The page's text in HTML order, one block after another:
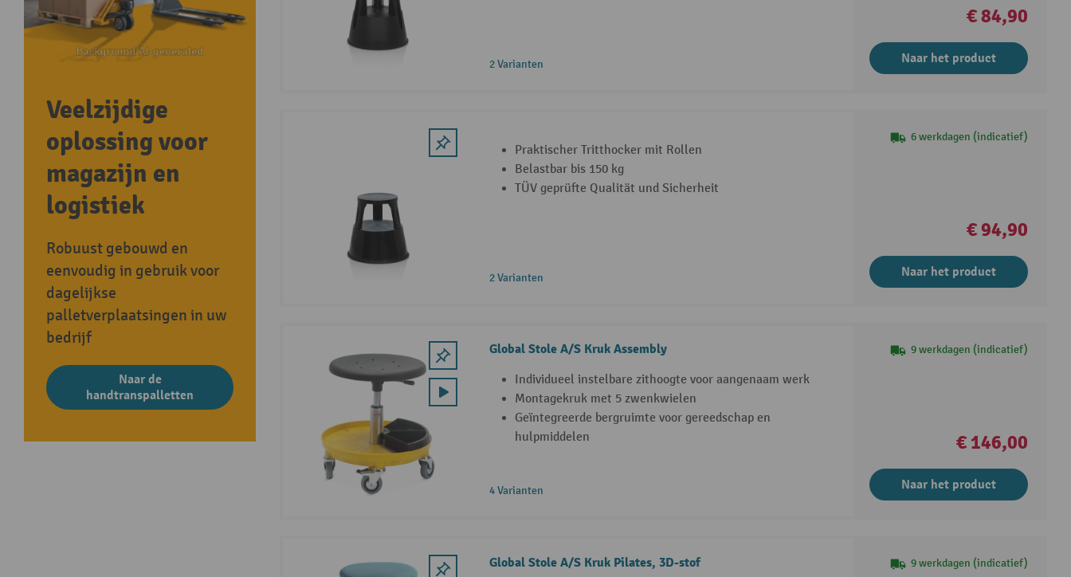
Veelzijdige
oplossing voor
magazijn en
logistiek
Robuust gebouwd en
eenvoudig in gebruik voor
dagelijkse
palletverplaatsingen in uw
bedrijf
Naar de
handtranspalletten
2 Varianten
€ 84,90
Naar het product
Praktischer Tritthocker mit Rollen
Belastbar bis 150 kg
TÜV geprüfte Qualität und Sicherheit
2 Varianten
6 werkdagen (indicatief)
€ 94,90
Naar het product
Global Stole A/S Kruk Assembly
Individueel instelbare zithoogte voor aangenaam werk
Montagekruk met 5 zwenkwielen
Geïntegreerde bergruimte voor gereedschap en
hulpmiddelen
4 Varianten
9 werkdagen (indicatief)
€ 146,00
Naar het product
Global Stole A/S Kruk Pilates, 3D-stof 9 werkdagen (indicatief)